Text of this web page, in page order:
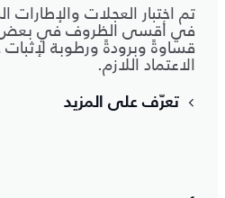
تم اختبار العجلات والإطارات
في أقسى الظروف في بعض
قساوةً وبرودةً ورطوبة
الاعتماد اللازم.
تعرّف على المزيد